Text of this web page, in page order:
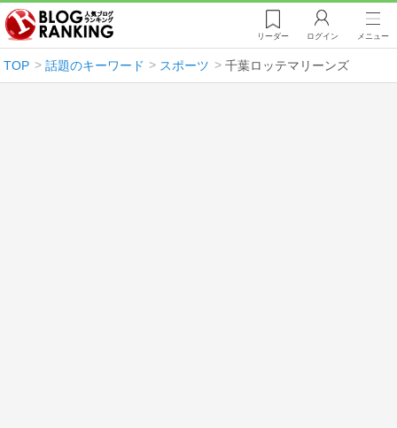
リーダー ログイン メニュー
TOP 話題のキーワード スポーツ 千葉ロッテマリーンズ